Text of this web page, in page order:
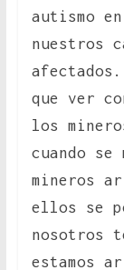
autismo
nuestros
que ver
los
cuando
mineros
ellos se
nosotros
estamos